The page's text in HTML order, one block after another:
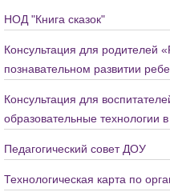
НОД "Книга сказок"
Консультация для родителей
познавательном развитии
Консультация для
образовательные технологии
Педагогический совет ДОУ
Технологическая карта по